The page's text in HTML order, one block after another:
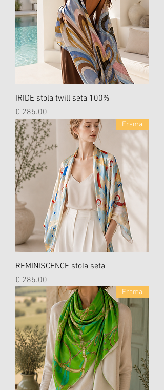
IRIDE stola twill seta 100%
السعر
Frama
REMINISCENCE stola seta
السعر
Frama